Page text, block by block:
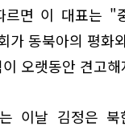
르면 이 대표는 "
가 동북아의 평화
오랫동안 견고
는 이날 김정은